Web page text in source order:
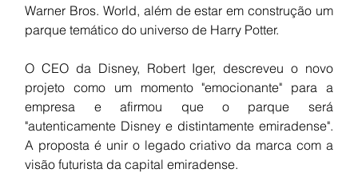
Warner Bros. World, além de estar em construção um
parque temático do universo de Harry Potter.
O CEO da Disney, Robert Iger, descreveu o novo
projeto como um momento "emocionante" para a
empresa e afirmou que o parque será
"autenticamente Disney e distintamente emiradense".
A proposta é unir o legado criativo da marca com a
visão futurista da capital emiradense.